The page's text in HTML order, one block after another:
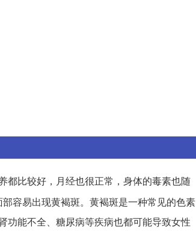
都比较好，月经也很正常，身体的毒素也随
容易出现黄褐斑。黄褐斑是一种常见的色素
功能不全、糖尿病等疾病也都可能导致女性